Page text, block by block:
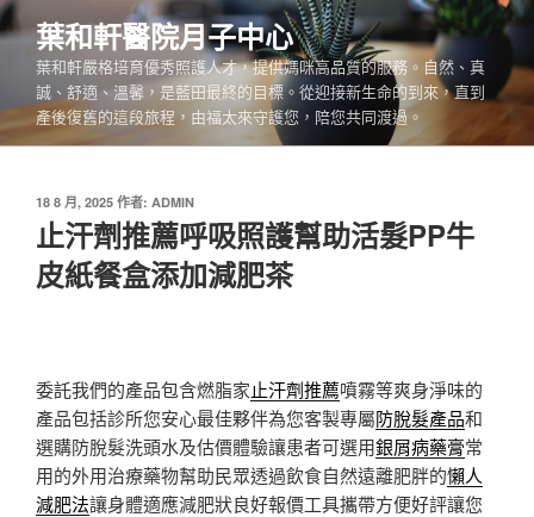
跳
至
內
葉和軒醫院月子中心
葉和軒嚴格培育優秀照護人才，提供媽咪高品質的服務。自然、真
誠、舒適、溫馨，是藍田最終的目標。從迎接新生命的到來，直到
產後復舊的這段旅程，由福太來守護您，陪您共同渡過。
發
於
18 8 月, 2025 作者: ADMIN
止汗劑推薦呼吸照護幫助活髮PP牛
皮紙餐盒添加減肥茶
委託我們的產品包含燃脂家止汗劑推薦噴霧等爽身淨味的
產品包括診所您安心最佳夥伴為您客製專屬防脫髮產品和
選購防脫髮洗頭水及估價體驗讓患者可選用銀屑病藥膏常
用的外用治療藥物幫助民眾透過飲食自然遠離肥胖的懶人
減肥法讓身體適應減肥狀良好報價工具攜帶方便好評讓您